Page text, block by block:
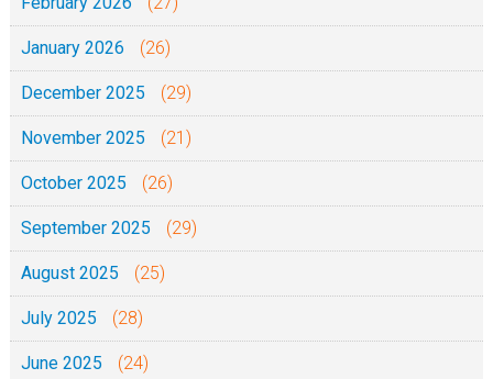
January 2026 (26)
December 2025 (29)
November 2025 (21)
October 2025 (26)
September 2025 (29)
August 2025 (25)
July 2025 (28)
June 2025 (24)